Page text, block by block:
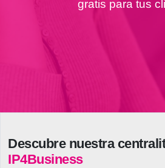
gratis para tus cli
Descubre nuestra
IP4Business